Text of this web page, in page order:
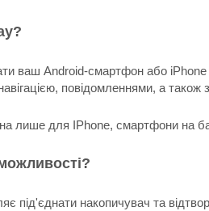
ваш Android-смартфон або iPhone
повідомленнями, а також
лише для IPhone, смартфони на
накопичувач та